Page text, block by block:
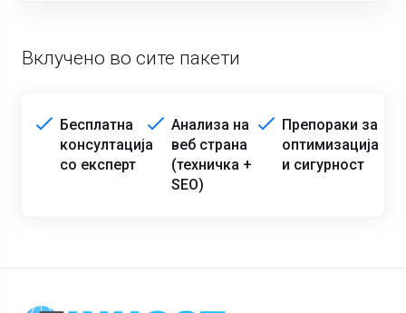
Вклучено во сите пакети
Бесплатна
консултација
со експерт
Анализа на
веб страна
(техничка +
SEO)
Препораки за
оптимизација
и сигурност